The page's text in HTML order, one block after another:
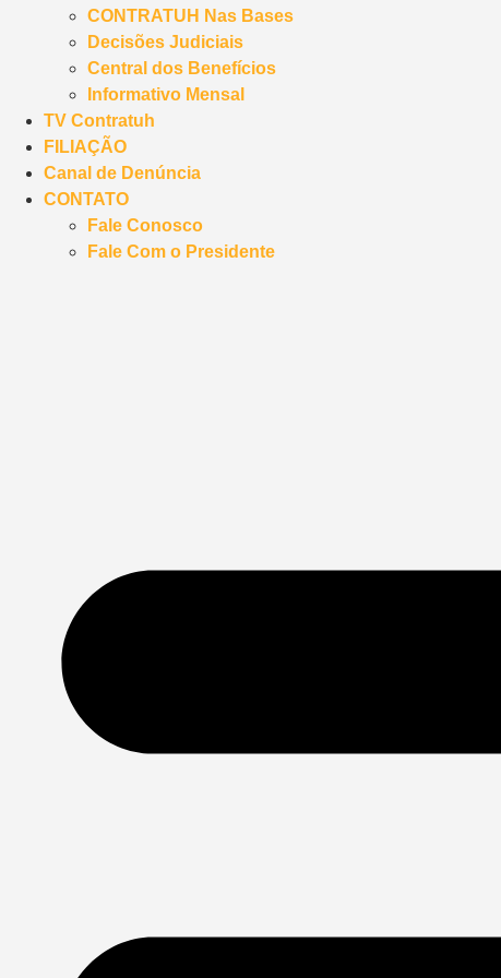
CONTRATUH Nas Bases
Decisões Judiciais
Central dos Benefícios
Informativo Mensal
TV Contratuh
FILIAÇÃO
Canal de Denúncia
CONTATO
Fale Conosco
Fale Com o Presidente